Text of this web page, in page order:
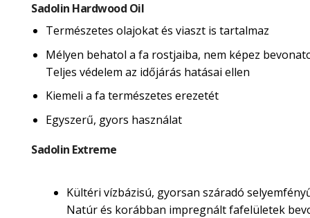
Sadolin Hardwood Oil
Természetes olajokat és viaszt is tartalmaz
Mélyen behatol a fa rostjaiba, nem képez
Teljes védelem az időjárás hatásai ellen
Kiemeli a fa természetes erezetét
Egyszerű, gyors használat
Sadolin Extreme
Kültéri vízbázisú, gyorsan száradó
Natúr és korábban impregnált fafelületek